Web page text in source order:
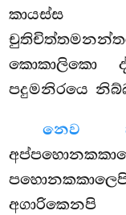
කායස්ස
කොකාලිකො
පදුමනිරයෙ
නෙව
අගාරිකෙනපි